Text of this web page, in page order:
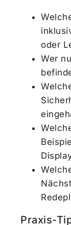
oder
Wer
Praxis-